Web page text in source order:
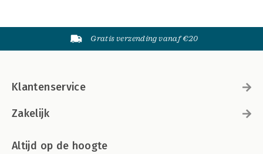
Gratis verzending vanaf €20
Klantenservice
Zakelijk
Altijd op de hoogte